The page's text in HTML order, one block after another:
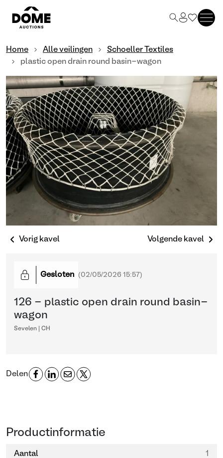
Home Alle veilingen
Schoeller Textiles
plastic open drain round basin-wagon
Vorig kavel Volgende kavel
Gesloten (02/05/2026 15:57)
126 - plastic open drain round basin-
wagon
Sevelen | CH
Delen
Productinformatie
Aantal 1